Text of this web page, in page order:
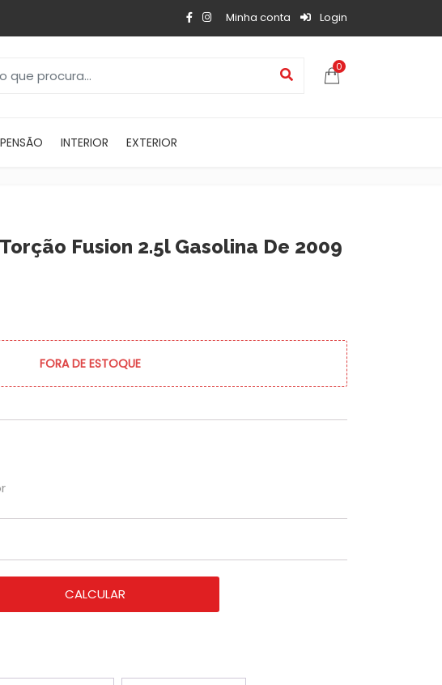
Minha conta Login
0
INTERIOR EXTERIOR
Fusion 2.5l Gasolina De 2009
FORA DE ESTOQUE
CALCULAR